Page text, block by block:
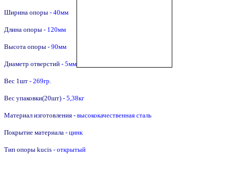
Ширина опоры - 40мм
Длина опоры - 120мм
Высота опоры - 90мм
Диаметр отверстий - 5мм
Вес 1шт - 269гр.
Вес упаковки(20шт) - 5,38кг
Материал изготовления - высококачественная сталь
Покрытие материала - цинк
Тип опоры kucis - открытый